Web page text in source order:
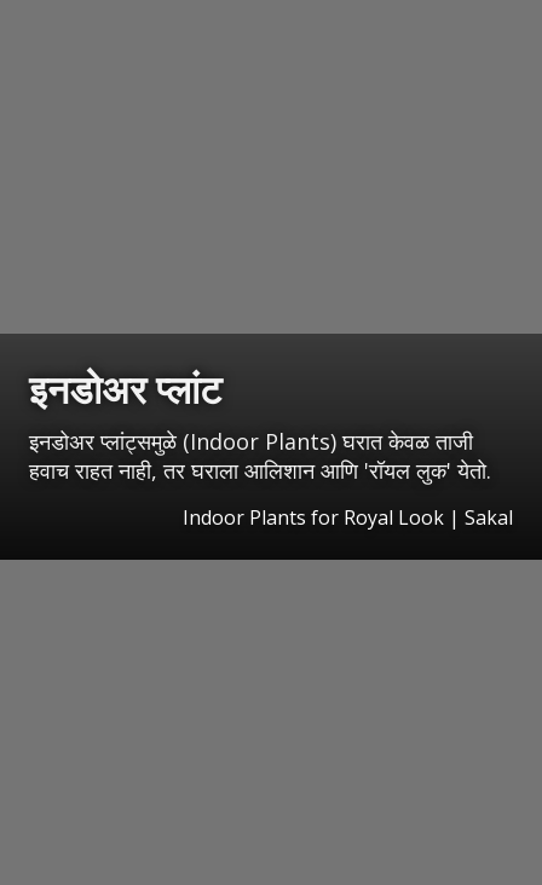
इनडोअर प्लांट
इनडोअर प्लांट्समुळे (Indoor Plants) घरात केवळ ताजी
हवाच राहत नाही, तर घराला आलिशान आणि 'रॉयल लुक' येतो.
Indoor Plants for Royal Look | Sakal